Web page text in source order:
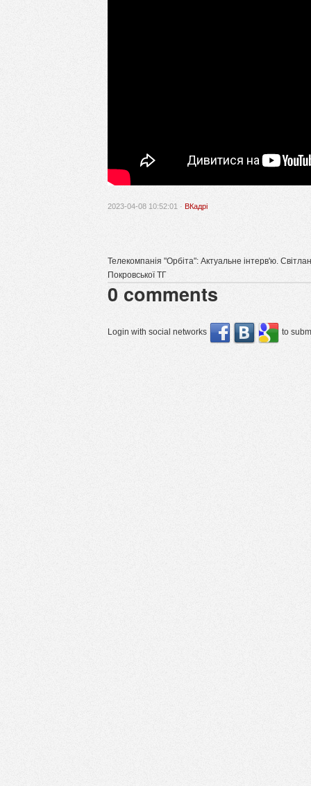
2023-04-08 10:52:01 · ВКадрі
Телекомпанія "Орбіта": Актуальне інтерв'ю.
Покровської ТГ
0 comments
Login with social networks to